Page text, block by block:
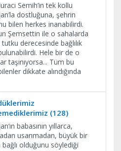
Semih’in tek kollu
dostluğuna, şehrin
bilen herkes inanabilirdi.
Şemsettin ile o sahalarda
derecesinde bağlılık
Hele bir de o
taşınıyorsa... Tüm bu
dikkate alındığında
(128)
babasının yıllarca,
usanmadan, büyük bir
bağlı olduğunu söylediği